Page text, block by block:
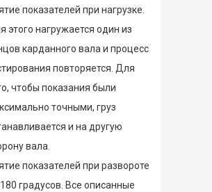
показателей при нагрузке.
этого нагружается один из
карданного вала и процесс
повторяется. Для
чтобы показания были
точными, груз
и на другую
вала.
показателей при развороте
градусов. Все описанные